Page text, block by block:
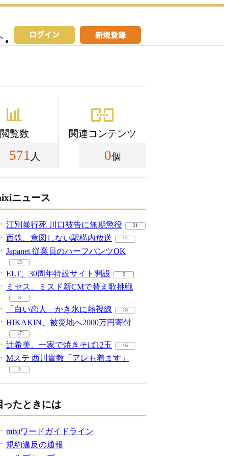
閲覧数
571 人
関連コンテンツ
0個
ニュース
江別暴行死 川口被告に無期懲役 21
西鉄、意図しない駅構内放送 12
Japanet 従業員のハーフパンツOK
15
ELT、30周年特設サイト開設 9
ミセス、ミスド新CMで替え歌挑戦
3
「白い恋人」かき氷に熱視線 18
HIKAKIN、被災地へ2000万円寄付
17
辻希美、一家で焼きそば12玉 16
Mステ 西川貴教「アレも着ます」
5
ったときには
mixiワードガイドライン
規約違反の通報